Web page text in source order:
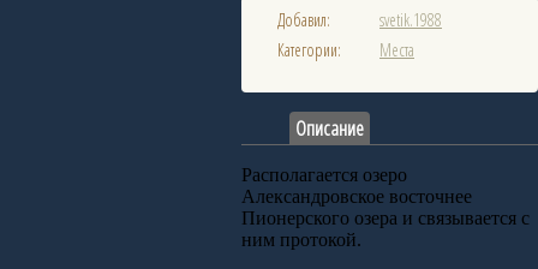
Добавил:
svetik.1988
Категории:
Места
Описание
Располагается озеро
Александровское восточнее
Пионерского озера и связывается с
ним протокой.